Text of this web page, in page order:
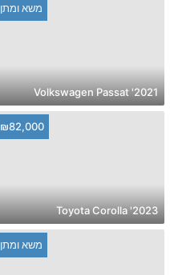
משא ומתן
2021' Volkswagen Passat
₪82,000
2023' Toyota Corolla
משא ומתן